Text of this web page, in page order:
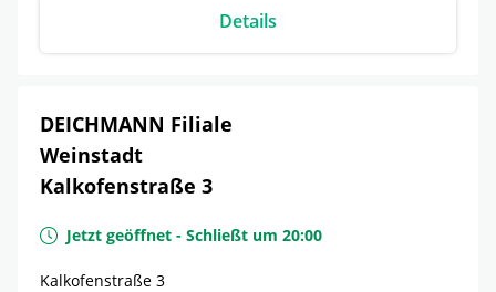
Details
DEICHMANN Filiale
Weinstadt
Kalkofenstraße 3
Jetzt geöffnet - Schließt um 20:00
Kalkofenstraße 3